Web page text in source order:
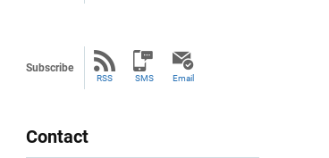
Subscribe
RSS SMS Email
Contact